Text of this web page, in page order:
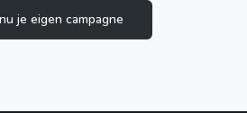
je eigen campagne